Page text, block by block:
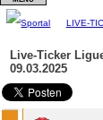
LIVE-
Live-Ticker
09.03.2025